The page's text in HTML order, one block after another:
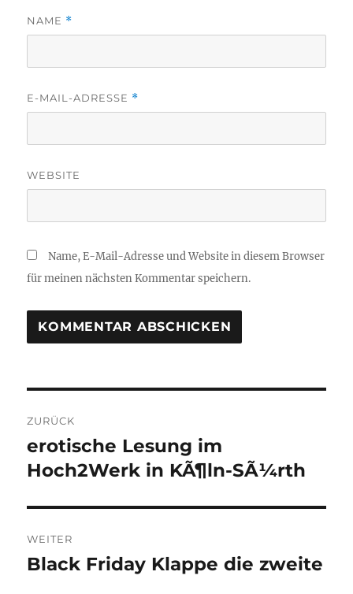
NAME *
E-MAIL-ADRESSE *
WEBSITE
Name, E-Mail-Adresse und Website in diesem Browser
für meinen nächsten Kommentar speichern.
ZURÜCK
Vorheriger
Beitrag:
erotische Lesung im
Hoch2Werk in KÃ¶ln-SÃ¼rth
WEITER
Nächster
Black Friday Klappe die zweite